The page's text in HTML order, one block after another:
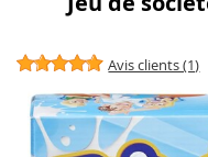
Avis clients (1)